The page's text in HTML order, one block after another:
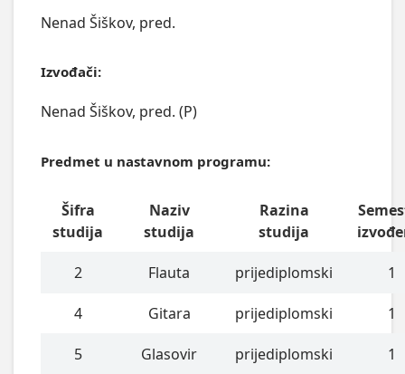
Nenad Šiškov, pred.
Izvođači:
Nenad Šiškov, pred. (P)
Predmet u nastavnom programu:
Šifra
studija
Naziv
studija
Razina
studija
2 Flauta prijediplomski 1
4 Gitara prijediplomski 1
5 Glasovir prijediplomski 1